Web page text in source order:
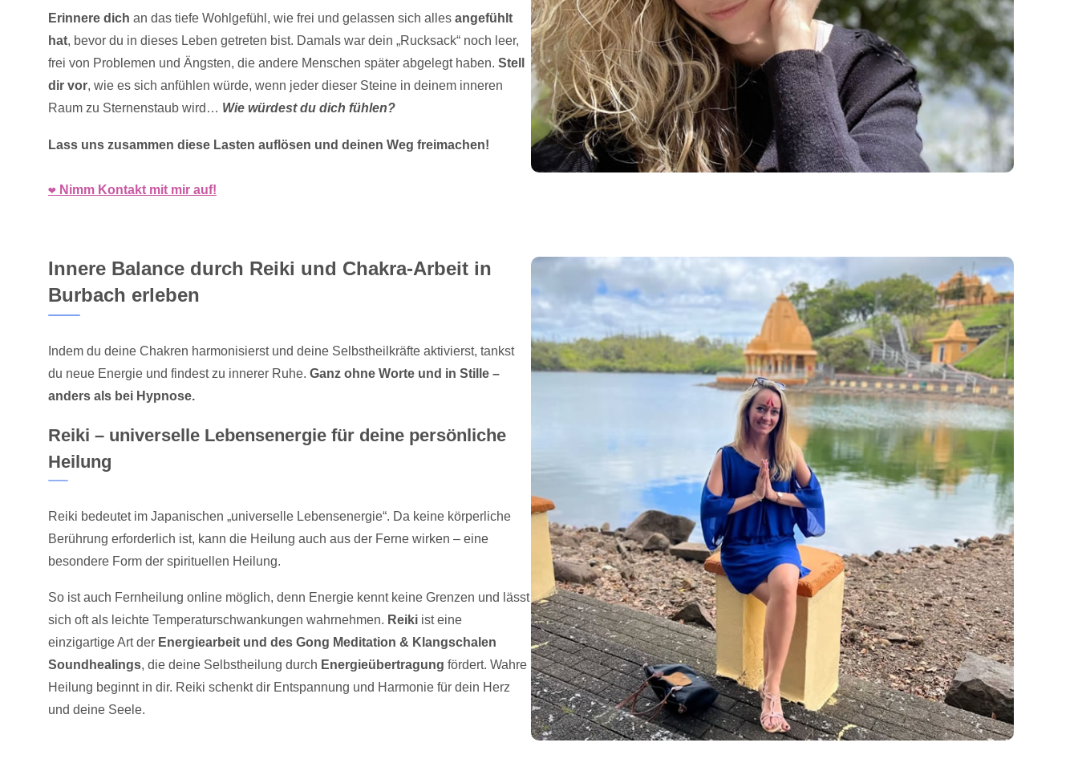
Erinnere dich an das tiefe Wohlgefühl, wie frei und gelassen sich alles angefühlt
hat, bevor du in dieses Leben getreten bist. Damals war dein „Rucksack“ noch leer,
frei von Problemen und Ängsten, die andere Menschen später abgelegt haben. Stell
dir vor, wie es sich anfühlen würde, wenn jeder dieser Steine in deinem inneren
Raum zu Sternenstaub wird… Wie würdest du dich fühlen?
Lass uns zusammen diese Lasten auflösen und deinen Weg freimachen!
❤️ Nimm Kontakt mit mir auf!
Innere Balance durch Reiki und Chakra-Arbeit in
Burbach erleben
Indem du deine Chakren harmonisierst und deine Selbstheilkräfte aktivierst, tankst
du neue Energie und findest zu innerer Ruhe. Ganz ohne Worte und in Stille –
anders als bei Hypnose.
Reiki – universelle Lebensenergie für deine persönliche
Heilung
Reiki bedeutet im Japanischen „universelle Lebensenergie“. Da keine körperliche
Berührung erforderlich ist, kann die Heilung auch aus der Ferne wirken – eine
besondere Form der spirituellen Heilung.
So ist auch Fernheilung online möglich, denn Energie kennt keine Grenzen und lässt
sich oft als leichte Temperaturschwankungen wahrnehmen. Reiki ist eine
einzigartige Art der Energiearbeit und des Gong Meditation & Klangschalen
Soundhealings, die deine Selbstheilung durch Energieübertragung fördert. Wahre
Heilung beginnt in dir. Reiki schenkt dir Entspannung und Harmonie für dein Herz
und deine Seele.